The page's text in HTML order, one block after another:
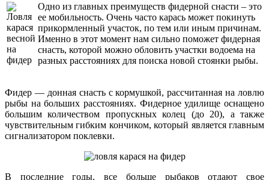
Одно из главных преимуществ фидерной снасти – это
ее мобильность. Очень часто карась может покинуть
прикормленный участок, по тем или иным причинам.
Именно в этот момент нам сильно поможет фидерная
снасть, которой можно обловить участки водоема на
разных расстояниях для поиска новой стоянки рыбы.
Фидер — донная снастьс кормушкой, рассчитанная на ловлю
рыбы на больших расстояниях. Фидерное удилище оснащено
большим количеством пропускных колец (до 20), а также
чувствительным гибким кончиком, который является главным
сигнализатором поклевки.
В последние годы, все больше рыбаков отдают свое